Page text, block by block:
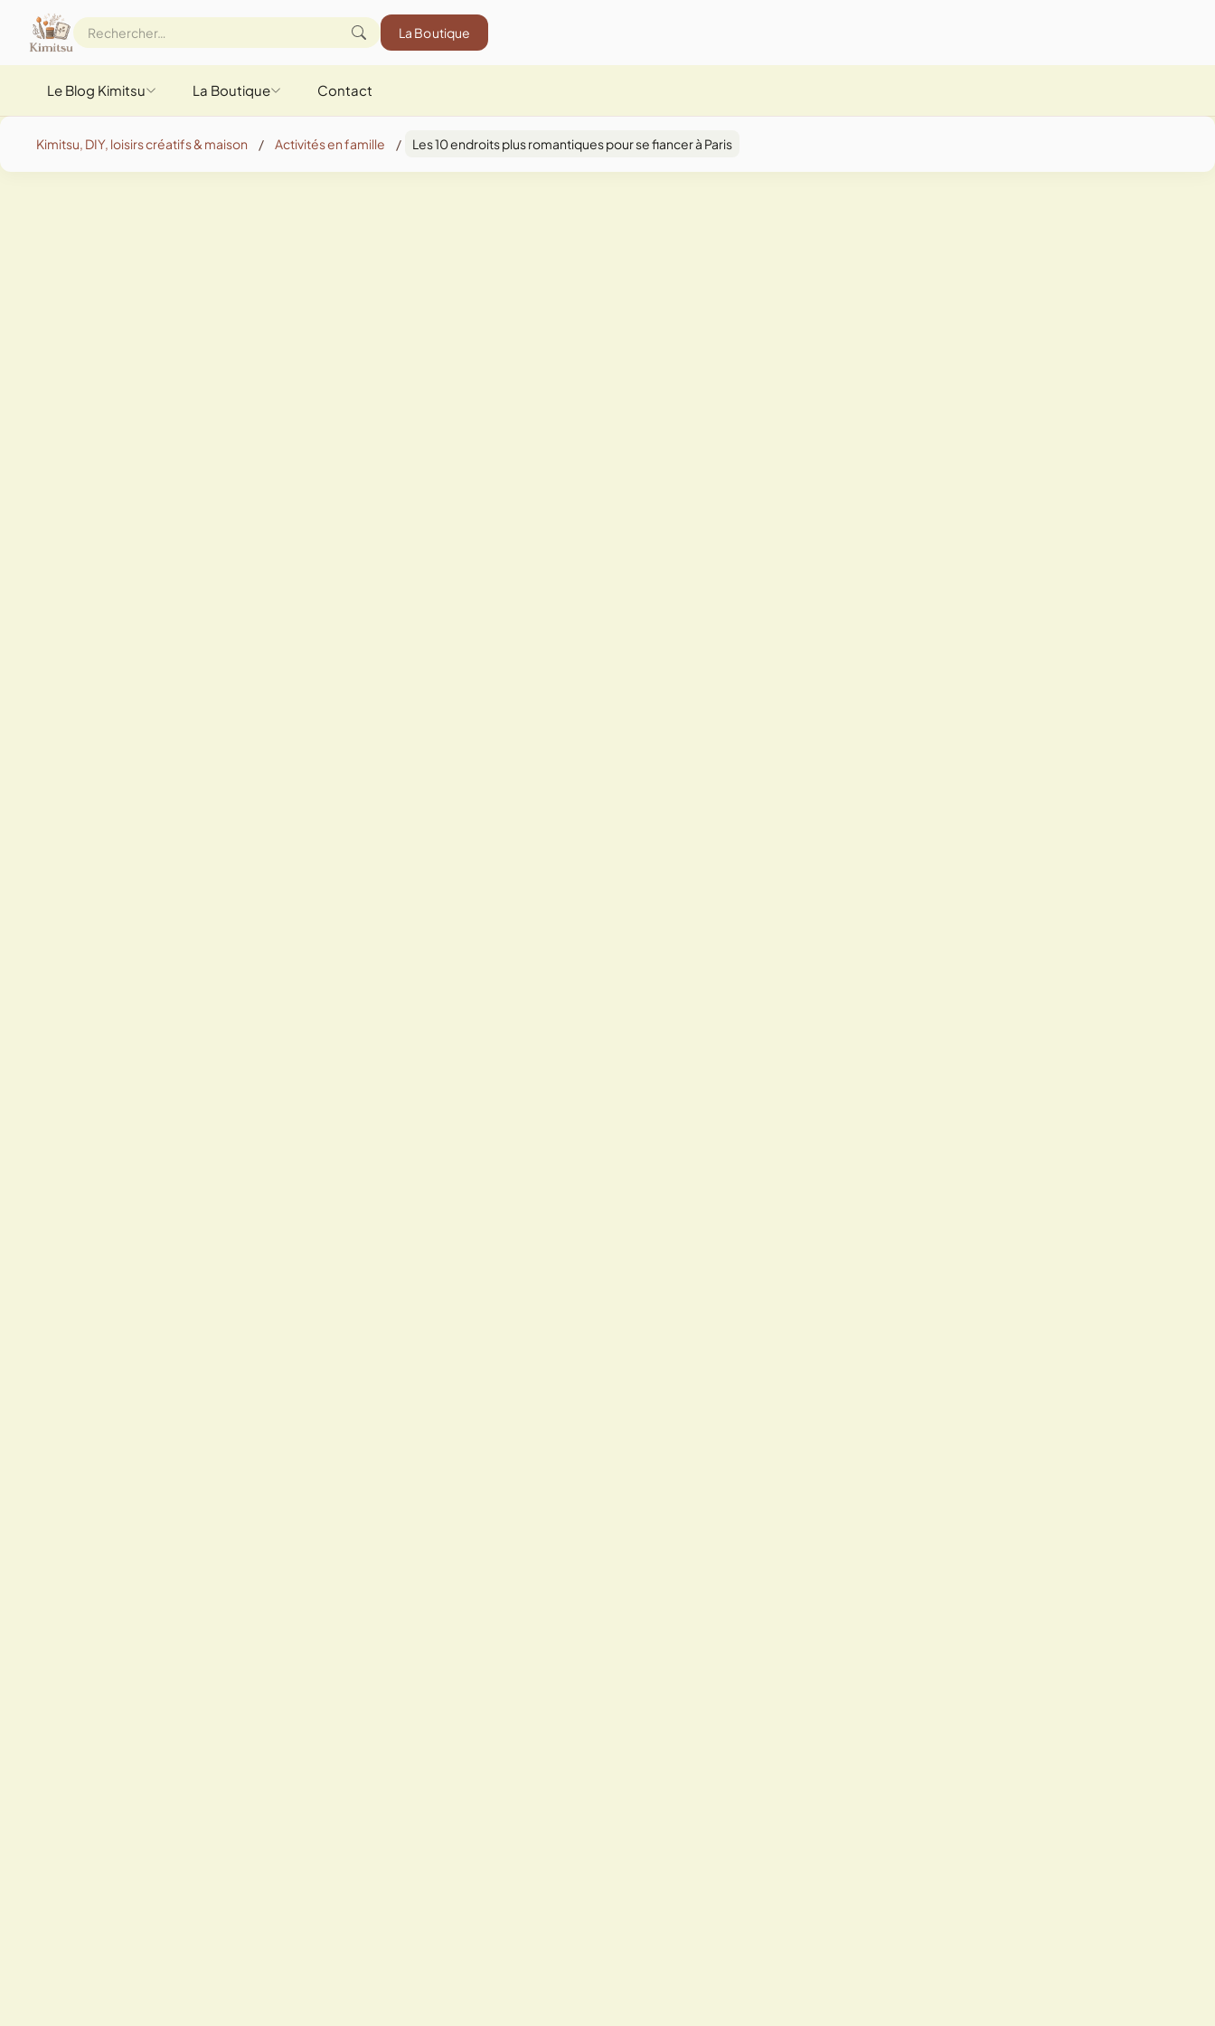
La Boutique
Le Blog Kimitsu La Boutique Contact
Kimitsu, DIY, loisirs créatifs & maison / Activités en famille / Les 10 endroits plus romantiques pour se fiancer à Paris